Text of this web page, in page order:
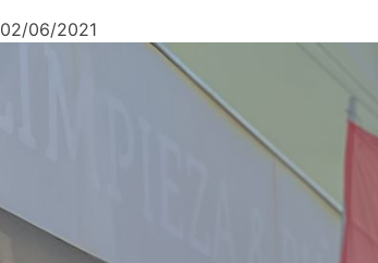
02/06/2021